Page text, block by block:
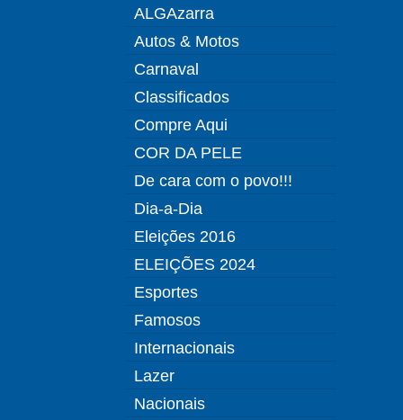
ALGAzarra
Autos & Motos
Carnaval
Classificados
Compre Aqui
COR DA PELE
De cara com o povo!!!
Dia-a-Dia
Eleições 2016
ELEIÇÕES 2024
Esportes
Famosos
Internacionais
Lazer
Nacionais